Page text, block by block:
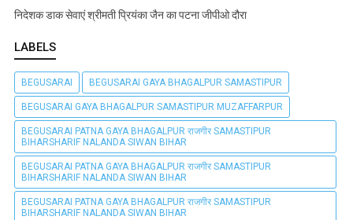
निदेशक डाक सेवाएं श्रीमती प्रियंका जैन का पटना जीपीओ दौरा
LABELS
BEGUSARAI BEGUSARAI GAYA BHAGALPUR SAMASTIPUR
BEGUSARAI GAYA BHAGALPUR SAMASTIPUR MUZAFFARPUR
BEGUSARAI PATNA GAYA BHAGALPUR राजगीर SAMASTIPUR
BIHARSHARIF NALANDA SIWAN BIHAR
BEGUSARAI PATNA GAYA BHAGALPUR राजगीर SAMASTIPUR
BIHARSHARIF NALANDA SIWAN BIHAR
BEGUSARAI PATNA GAYA BHAGALPUR राजगीर SAMASTIPUR
BIHARSHARIF NALANDA SIWAN BIHAR